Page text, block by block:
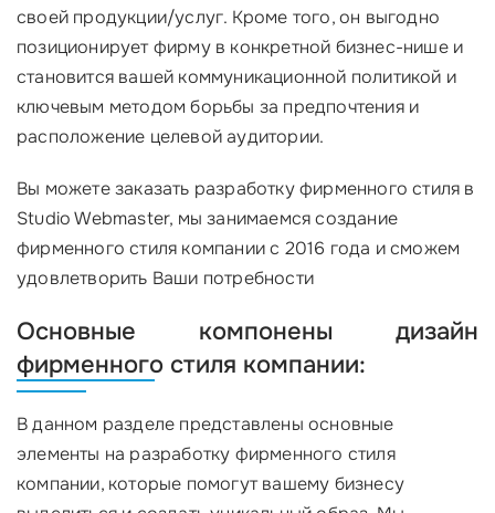
своей продукции/услуг. Кроме того, он выгодно
позиционирует фирму в конкретной бизнес-нише и
становится вашей коммуникационной политикой и
ключевым методом борьбы за предпочтения и
расположение целевой аудитории.
Вы можете заказать разработку фирменного стиля в
Studio Webmaster, мы занимаемся создание
фирменного стиля компании с 2016 года и сможем
удовлетворить Ваши потребности
Основные компонены дизайн
фирменного стиля компании:
В данном разделе представлены основные
элементы на разработку фирменного стиля
компании, которые помогут вашему бизнесу